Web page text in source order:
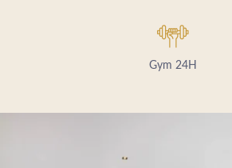
Gym 24H